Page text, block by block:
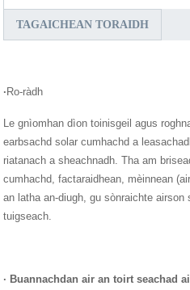
TAGAICHEAN TORAIDH
· Ro-ràdh
Le gnìomhan dìon toinisgeil agus
earbsachd solar cumhachd a
riatanach a sheachnadh. Tha am
cumhachd, factaraidhean, mèinnean
an latha an-diugh, gu sònraichte
tuigseach.
· Buannachdan air an toirt seachad